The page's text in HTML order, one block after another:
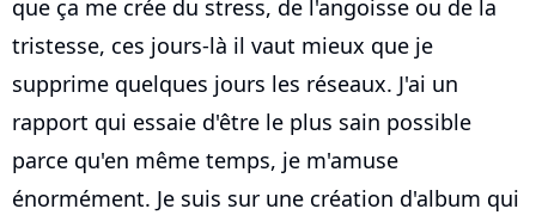
que ça me crée du stress, de l'angoisse ou de la
tristesse, ces jours-là il vaut mieux que je
supprime quelques jours les réseaux. J'ai un
rapport qui essaie d'être le plus sain possible
parce qu'en même temps, je m'amuse
énormément. Je suis sur une création d'album qui